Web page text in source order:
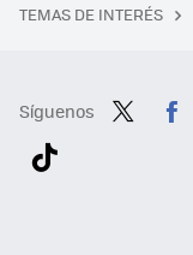
TEMAS DE INTERÉS
Síguenos